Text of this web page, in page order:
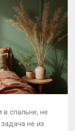
спальне, не
не из